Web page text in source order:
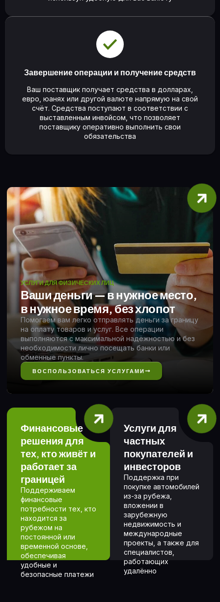
Завершение операции и получение средств
Ваш поставщик получает средства в долларах,
евро, юанях или другой валюте напрямую на свой
счёт. Средства поступают в соответствии с
выставленным инвойсом, что позволяет
поставщику оперативно выполнить свои
обязательства
УСЛУГИ ДЛЯ ФИЗИЧЕСКИХ ЛИЦ
Ваши деньги — в нужное место,
в нужное время, без хлопот
Помогаем вам легко отправлять деньги за границу
на оплату товаров и услуг. Все операции
выполняются с максимальной надёжностью и без
необходимости лично посещать банки или
обменные пункты.
ВОСПОЛЬЗОВАТЬСЯ УСЛУГАМИ
Финансовые
решения для
тех, кто живёт и
работает за
границей
Поддерживаем
финансовые
потребности тех, кто
находится за
рубежом на
постоянной или
временной основе,
обеспечивая
удобные и
безопасные платежи
Услуги для
частных
покупателей и
инвесторов
Поддержка при
покупке автомобилей
из-за рубежа,
вложении в
зарубежную
недвижимость и
международные
проекты, а также для
специалистов,
работающих
удалённо